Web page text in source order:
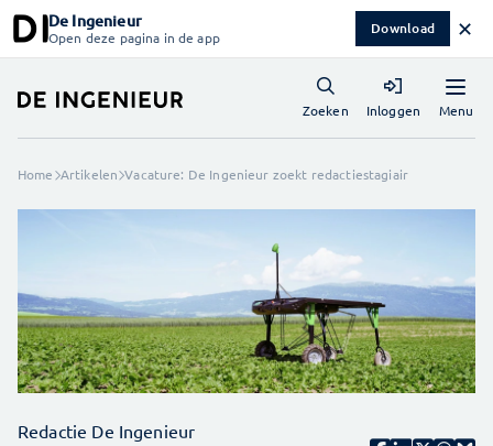
De Ingenieur
Open deze pagina in de app Download ✕
Menu
Zoeken Inloggen
Home Artikelen Vacature: De Ingenieur zoekt redactiestagiair
Redactie De Ingenieur